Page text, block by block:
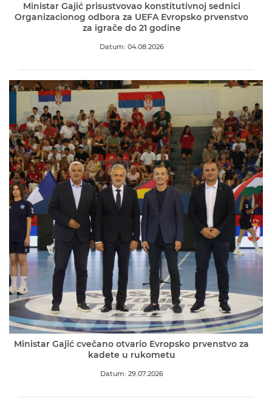
Ministar Gajić prisustvovao konstitutivnoj sednici
Organizacionog odbora za UEFA Evropsko prvenstvo
za igrače do 21 godine
Datum: 04.08.2026
Ministar Gajić cvečano otvario Evropsko prvenstvo za
kadete u rukometu
Datum: 29.07.2026